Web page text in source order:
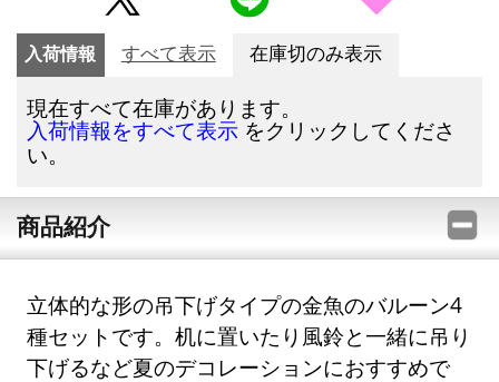
入荷情報 すべて表示 在庫切のみ表示
現在すべて在庫があります。
入荷情報をすべて表示 をクリックしてくださ
い。
商品紹介
立体的な形の吊下げタイプの金魚のバルーン4
種セットです。机に置いたり風鈴と一緒に吊り
下げるなど夏のデコレーションにおすすめで